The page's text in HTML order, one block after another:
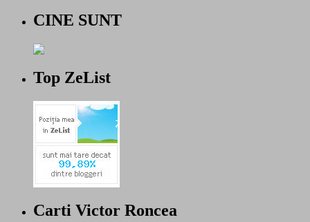
CINE SUNT
Top ZeList
Carti Victor Roncea